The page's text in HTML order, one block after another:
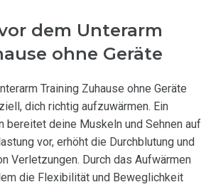
dem Unterarm
ohne Geräte
Training Zuhause ohne Geräte
dich richtig aufzuwärmen. Ein
bereitet deine Muskeln und Sehnen auf
vor, erhöht die Durchblutung und
Verletzungen. Durch das Aufwärmen
die Flexibilität und Beweglichkeit